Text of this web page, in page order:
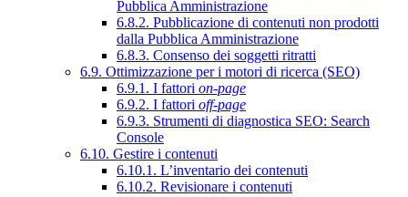
Pubblica Amministrazione
6.8.2. Pubblicazione di contenuti non prodotti
dalla Pubblica Amministrazione
6.8.3. Consenso dei soggetti ritratti
6.9. Ottimizzazione per i motori di ricerca (SEO)
6.9.1. I fattori on-page
6.9.2. I fattori off-page
6.9.3. Strumenti di diagnostica SEO: Search
Console
6.10. Gestire i contenuti
6.10.1. L’inventario dei contenuti
6.10.2. Revisionare i contenuti